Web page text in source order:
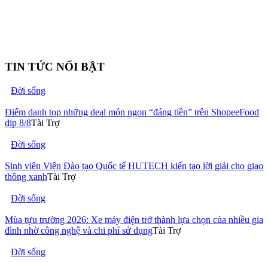
TIN TỨC NỔI BẬT
Đời sống
Điểm danh top những deal món ngon “đáng tiền” trên ShopeeFood
dịp 8/8Tài Trợ
Đời sống
Sinh viên Viện Đào tạo Quốc tế HUTECH kiến tạo lời giải cho giao
thông xanhTài Trợ
Đời sống
Mùa tựu trường 2026: Xe máy điện trở thành lựa chọn của nhiều gia
đình nhờ công nghệ và chi phí sử dụngTài Trợ
Đời sống